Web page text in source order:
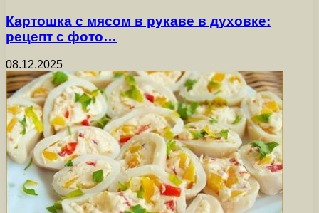
Картошка с мясом в рукаве в духовке:
рецепт с фото…
08.12.2025